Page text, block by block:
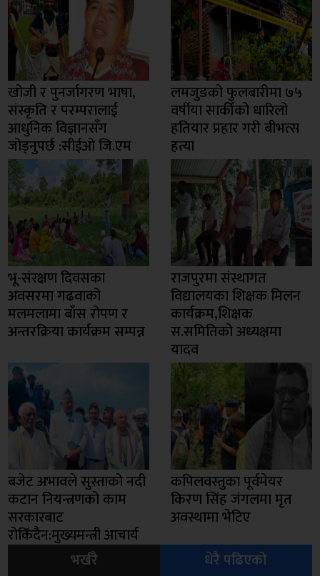
खोजी र पुनर्जागरण भाषा,
संस्कृति र परम्परालाई
आधुनिक विज्ञानसँग
जोड्नुपर्छ :सीईओ जि.एम
लमजुङको फुलबारीमा ७५
वर्षीया सार्कीको धारिलो
हतियार प्रहार गरी बीभत्स
हत्या
भू-संरक्षण दिवसका
अवसरमा गढवाको
मलमलामा बाँस रोपण र
अन्तरक्रिया कार्यक्रम सम्पन्न
राजपुरमा संस्थागत
विद्यालयका शिक्षक मिलन
कार्यक्रम,शिक्षक
स.समितिको अध्यक्षमा
यादव
बजेट अभावले सुस्ताको नदी
कटान नियन्त्रणको काम
सरकारबाट
रोकिँदैन:मुख्यमन्त्री आचार्य
कपिलवस्तुका पूर्वमेयर
किरण सिंह जंगलमा मृत
अवस्थामा भेटिए
भर्खरै
धेरै पढिएको